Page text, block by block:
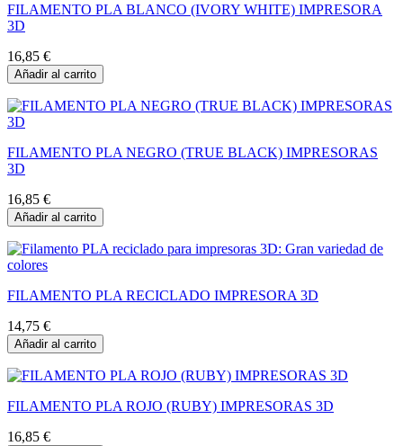
FILAMENTO PLA BLANCO (IVORY WHITE) IMPRESORA
3D
16,85 €
Añadir al carrito
FILAMENTO PLA NEGRO (TRUE BLACK) IMPRESORAS
3D
16,85 €
Añadir al carrito
FILAMENTO PLA RECICLADO IMPRESORA 3D
14,75 €
Añadir al carrito
FILAMENTO PLA ROJO (RUBY) IMPRESORAS 3D
16,85 €